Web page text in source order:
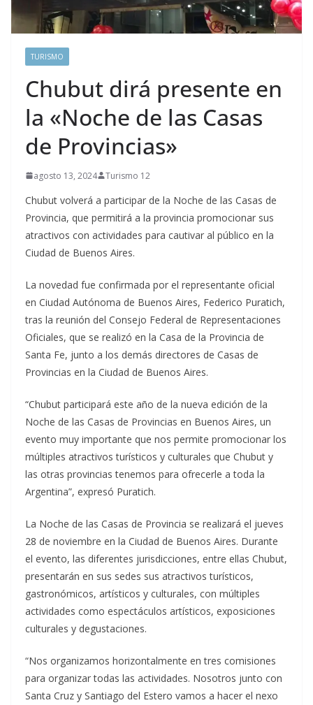
TURISMO
Chubut dirá presente en
la «Noche de las Casas
de Provincias»
agosto 13, 2024 Turismo 12
Chubut volverá a participar de la Noche de las Casas de
Provincia, que permitirá a la provincia promocionar sus
atractivos con actividades para cautivar al público en la
Ciudad de Buenos Aires.
La novedad fue confirmada por el representante oficial
en Ciudad Autónoma de Buenos Aires, Federico Puratich,
tras la reunión del Consejo Federal de Representaciones
Oficiales, que se realizó en la Casa de la Provincia de
Santa Fe, junto a los demás directores de Casas de
Provincias en la Ciudad de Buenos Aires.
“Chubut participará este año de la nueva edición de la
Noche de las Casas de Provincias en Buenos Aires, un
evento muy importante que nos permite promocionar los
múltiples atractivos turísticos y culturales que Chubut y
las otras provincias tenemos para ofrecerle a toda la
Argentina”, expresó Puratich.
La Noche de las Casas de Provincia se realizará el jueves
28 de noviembre en la Ciudad de Buenos Aires. Durante
el evento, las diferentes jurisdicciones, entre ellas Chubut,
presentarán en sus sedes sus atractivos turísticos,
gastronómicos, artísticos y culturales, con múltiples
actividades como espectáculos artísticos, exposiciones
culturales y degustaciones.
“Nos organizamos horizontalmente en tres comisiones
para organizar todas las actividades. Nosotros junto con
Santa Cruz y Santiago del Estero vamos a hacer el nexo